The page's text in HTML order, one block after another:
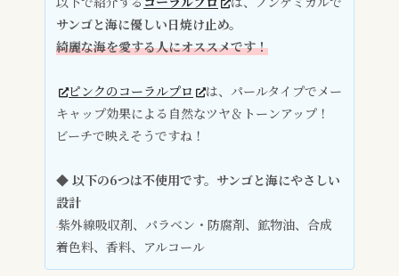
サンゴと海に優しい日焼け止め。
綺麗な海を愛する人にオススメです！
ピンクのコーラルプロ
は、パールタイプでメー
キャップ効果による自然なツヤ＆トーンアップ！
ビーチで映えそうですね！
◆ 以下の6つは不使用です。サンゴと海にやさしい
設計
紫外線吸収剤、パラベン・防腐剤、鉱物油、合成
着色料、香料、アルコール